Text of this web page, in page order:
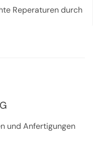
Reperaturen durch
und Anfertigungen